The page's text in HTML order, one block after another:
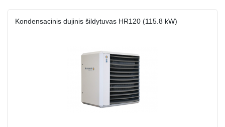
Kondensacinis dujinis šildytuvas HR120 (115.8 kW)